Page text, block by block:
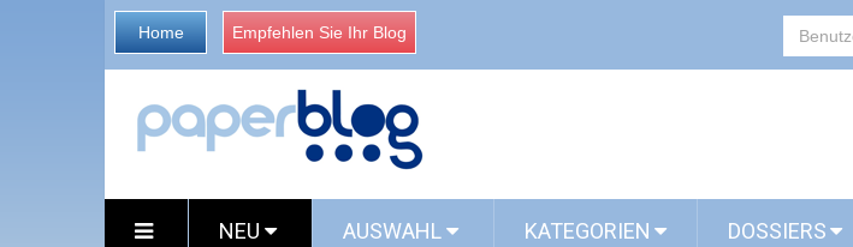
Home Empfehlen Sie Ihr Blog
NEU AUSWAHL KATEGORIEN DOSSIERS